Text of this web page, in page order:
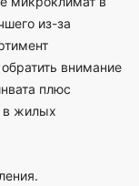
из-за
внимание
плюс
в жилых